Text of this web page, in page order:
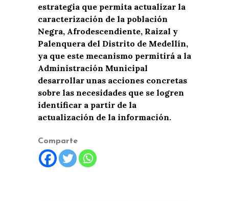
estrategia que permita actualizar la
caracterización de la población
Negra, Afrodescendiente, Raizal y
Palenquera del Distrito de Medellín,
ya que este mecanismo permitirá a la
Administración Municipal
desarrollar unas acciones concretas
sobre las necesidades que se logren
identificar a partir de la
actualización de la información.
Comparte